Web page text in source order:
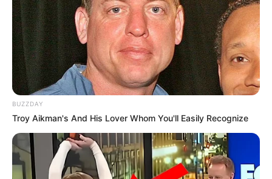
Rating
Cerita
Akting
BUZZDAY
Troy Aikman's And His Lover Whom You'll Easily Recognize